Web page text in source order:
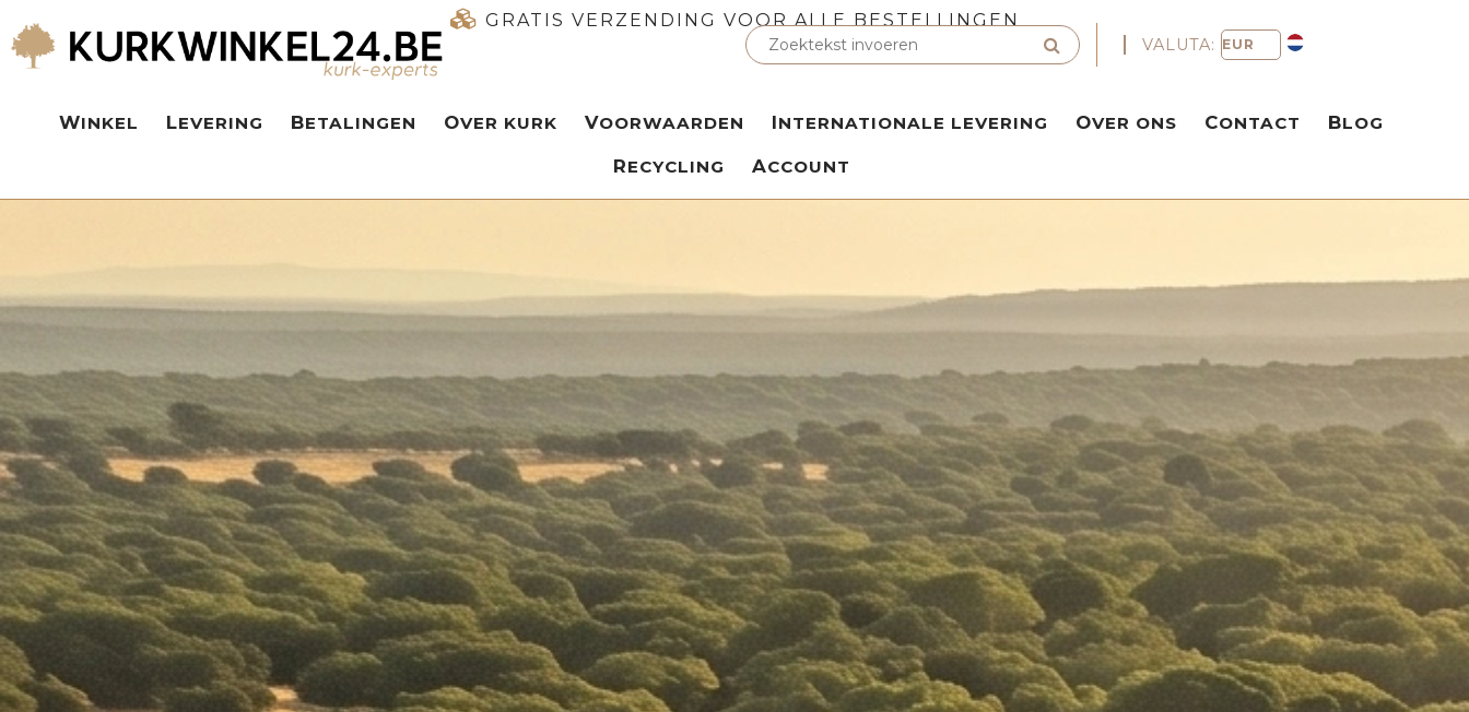
GRATIS VERZENDING VOOR ALLE BESTELLINGEN
VALUTA:
WINKEL LEVERING BETALINGEN OVER KURK VOORWAARDEN INTERNATIONALE LEVERING OVER ONS CONTACT BLOG
RECYCLING ACCOUNT